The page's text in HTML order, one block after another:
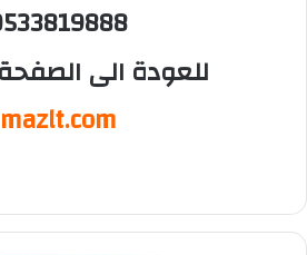
mazlt.com